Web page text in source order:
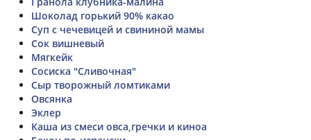
Шоколад горький 90% какао
Суп с чечевицей и свининой мамы
Сок вишневый
Мягкейк
Сосиска "Сливочная"
Сыр творожный ломтиками
Овсянка
Эклер
Каша из смеси овса,гречки и киноа